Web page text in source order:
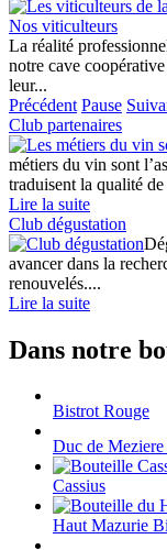
Nos viticulteurs
La réalité
notre cave
leur...
Précédent Pause
Club partenaires
métiers du vin sont
traduisent la qualité
Lire la suite
Club dégustation
avancer dans la
renouvelés....
Lire la suite
Dans notre
Bistrot Rouge
Duc de
Cassius
Haut Mazurie